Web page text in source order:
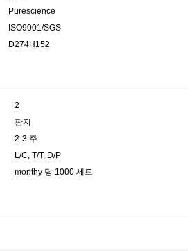
Purescience
ISO9001/SGS
D274H152
2
판지
2-3 주
L/C, T/T, D/P
monthy 당 1000 세트